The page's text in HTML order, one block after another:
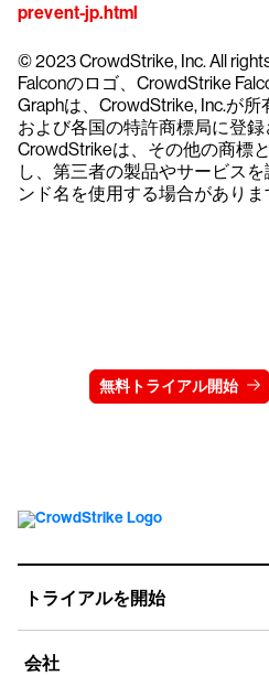
prevent-jp.html
© 2023 CrowdStrike, Inc. All
Falconのロゴ、CrowdStrike
Graphは、CrowdStrike, Inc.が
および各国の特許商標局に登録
CrowdStrikeは、その他の商標
し、第三者の製品やサービス
ンド名を使用する場合がありま
無料トライアル開始
トライアルを開始
会社